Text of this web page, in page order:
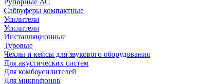
Рупорные АС
Сабвуферы компактные
Усилители
Усилители
Инсталляционные
Туровые
Чехлы и кейсы для звукового оборудования
Для акустических систем
Для комбоусилителей
Для микрофонов